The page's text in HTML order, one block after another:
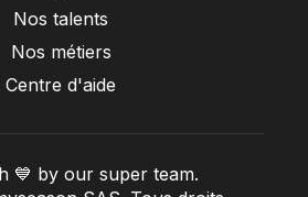
Nos talents
Nos métiers
Centre d'aide
💙 by our super team.